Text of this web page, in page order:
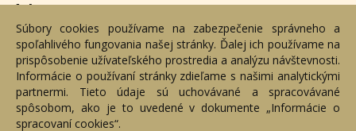
Adresa
Nižný Hrušov 333, 094 22, Slovenská republika
+421 905 356 921
+421 905 959 101
dartesro@dartesro.sk
Súbory cookies používame na zabezpečenie správneho a
spoľahlivého fungovania našej stránky. Ďalej ich používame na
prispôsobenie užívateľského prostredia a analýzu návštevnosti.
Informácie o používaní stránky zdieľame s našimi analytickými
partnermi. Tieto údaje sú uchovávané a spracovávané
spôsobom, ako je to uvedené v dokumente „Informácie o
spracovaní cookies“.